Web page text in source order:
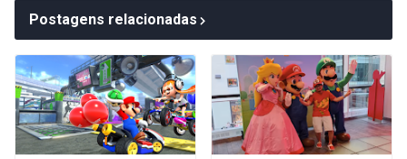
Postagens relacionadas